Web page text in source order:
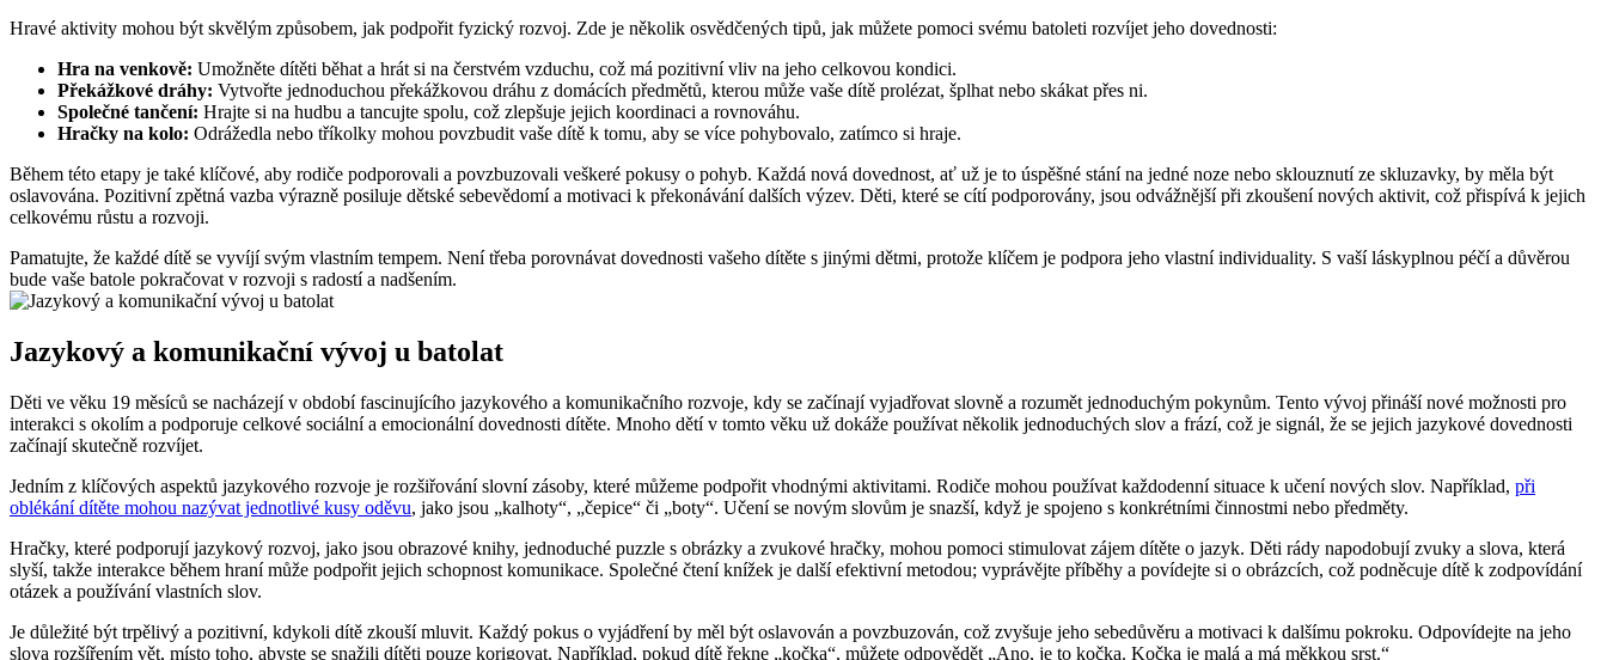
Hravé aktivity mohou být skvělým způsobem, jak podpořit fyzický rozvoj. Zde je několik osvědčených tipů, jak můžete pomoci svému batoleti rozvíjet jeho dovednosti:
Hra na venkově: Umožněte dítěti běhat a hrát si na čerstvém vzduchu, což má pozitivní vliv na jeho celkovou kondici.
Překážkové dráhy: Vytvořte jednoduchou překážkovou dráhu z domácích předmětů, kterou může vaše dítě prolézat, šplhat nebo skákat přes ni.
Společné tančení: Hrajte si na hudbu a tancujte spolu, což zlepšuje jejich koordinaci a rovnováhu.
Hračky na kolo: Odrážedla nebo tříkolky mohou povzbudit vaše dítě k tomu, aby se více pohybovalo, zatímco si hraje.
Během této etapy je také klíčové, aby rodiče podporovali a povzbuzovali veškeré pokusy o pohyb. Každá nová dovednost, ať už je to úspěšné stání na jedné noze nebo sklouznutí ze skluzavky, by měla být
oslavována. Pozitivní zpětná vazba výrazně posiluje dětské sebevědomí a motivaci k překonávání dalších výzev. Děti, které se cítí podporovány, jsou odvážnější při zkoušení nových aktivit, což přispívá k jejich
celkovému růstu a rozvoji.
Pamatujte, že každé dítě se vyvíjí svým vlastním tempem. Není třeba porovnávat dovednosti vašeho dítěte s jinými dětmi, protože klíčem je podpora jeho vlastní individuality. S vaší láskyplnou péčí a důvěrou
bude vaše batole pokračovat v rozvoji s radostí a nadšením.
Jazykový a komunikační vývoj u batolat
Děti ve věku 19 měsíců se nacházejí v období fascinujícího jazykového a komunikačního rozvoje, kdy se začínají vyjadřovat slovně a rozumět jednoduchým pokynům. Tento vývoj přináší nové možnosti pro
interakci s okolím a podporuje celkové sociální a emocionální dovednosti dítěte. Mnoho dětí v tomto věku už dokáže používat několik jednoduchých slov a frází, což je signál, že se jejich jazykové dovednosti
začínají skutečně rozvíjet.
Jedním z klíčových aspektů jazykového rozvoje je rozšiřování slovní zásoby, které můžeme podpořit vhodnými aktivitami. Rodiče mohou používat každodenní situace k učení nových slov. Například, při
oblékání dítěte mohou nazývat jednotlivé kusy oděvu, jako jsou „kalhoty“, „čepice“ či „boty“. Učení se novým slovům je snazší, když je spojeno s konkrétními činnostmi nebo předměty.
Hračky, které podporují jazykový rozvoj, jako jsou obrazové knihy, jednoduché puzzle s obrázky a zvukové hračky, mohou pomoci stimulovat zájem dítěte o jazyk. Děti rády napodobují zvuky a slova, která
slyší, takže interakce během hraní může podpořit jejich schopnost komunikace. Společné čtení knížek je další efektivní metodou; vyprávějte příběhy a povídejte si o obrázcích, což podněcuje dítě k zodpovídání
otázek a používání vlastních slov.
Je důležité být trpělivý a pozitivní, kdykoli dítě zkouší mluvit. Každý pokus o vyjádření by měl být oslavován a povzbuzován, což zvyšuje jeho sebedůvěru a motivaci k dalšímu pokroku. Odpovídejte na jeho
slova rozšířením vět, místo toho, abyste se snažili dítěti pouze korigovat. Například, pokud dítě řekne „kočka“, můžete odpovědět „Ano, je to kočka. Kočka je malá a má měkkou srst.“